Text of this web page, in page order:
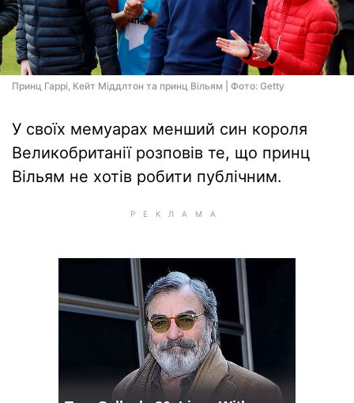
Принц Гаррі, Кейт Міддлтон та принц Вільям | Фото: Getty
У своїх мемуарах менший син короля
Великобританії розповів те, що принц
Вільям не хотів робити публічним.